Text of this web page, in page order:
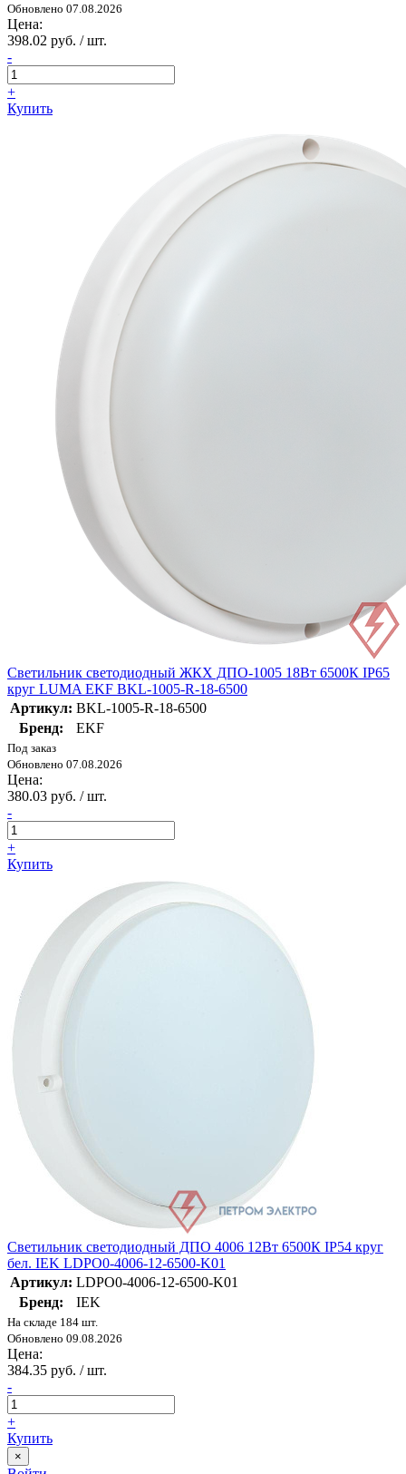
Обновлено 07.08.2026
Цена:
398.02 руб. / шт.
-
+
Купить
Светильник светодиодный ЖКХ ДПО-1005 18Вт 6500К IP65
круг LUMA EKF BKL-1005-R-18-6500
Артикул: BKL-1005-R-18-6500
Бренд:
EKF
Под заказ
Обновлено 07.08.2026
Цена:
380.03 руб. / шт.
-
+
Купить
Светильник светодиодный ДПО 4006 12Вт 6500К IP54 круг
бел. IEK LDPO0-4006-12-6500-K01
Артикул: LDPO0-4006-12-6500-K01
Бренд:
IEK
На складе 184 шт.
Обновлено 09.08.2026
Цена:
384.35 руб. / шт.
-
+
Купить
×